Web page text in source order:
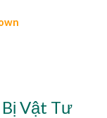
Vật Tư